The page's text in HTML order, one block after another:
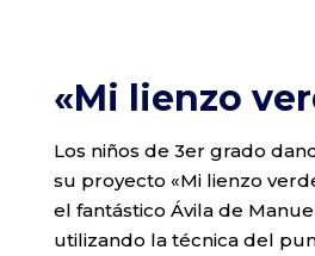
«Mi lienzo
Los niños de 3er grado
su proyecto «Mi lienzo
el fantástico Ávila de
utilizando la técnica del